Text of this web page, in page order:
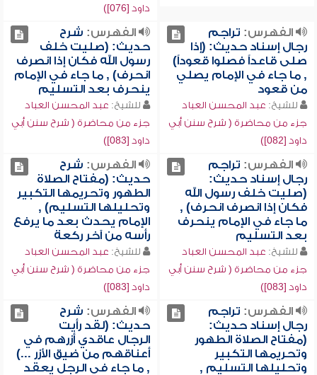
داود [076])
الفهرس: تراجم
رجال إسناد حديث: (إذا
صلى قاعداً فصلوا قعوداً)
, ما جاء في الإمام يصلي
من قعود
للشيخ: عبد المحسن العباد
جزء من محاضرة ( شرح سنن أبي
داود [082])
الفهرس: شرح
حديث: (صليت خلف
رسول الله فكان إذا انصرف
انحرف) , ما جاء في الإمام
ينحرف بعد التسليم
للشيخ: عبد المحسن العباد
جزء من محاضرة ( شرح سنن أبي
داود [083])
الفهرس: تراجم
رجال إسناد حديث:
(صليت خلف رسول الله
فكان إذا انصرف انحرف) ,
ما جاء في الإمام ينحرف
بعد التسليم
للشيخ: عبد المحسن العباد
جزء من محاضرة ( شرح سنن أبي
داود [083])
الفهرس: شرح
حديث: (مفتاح الصلاة
الطهور وتحريمها التكبير
وتحليلها التسليم) ,
الإمام يحدث بعد ما يرفع
رأسه من آخر ركعة
للشيخ: عبد المحسن العباد
جزء من محاضرة ( شرح سنن أبي
داود [083])
الفهرس: تراجم
رجال إسناد حديث:
(مفتاح الصلاة الطهور
وتحريمها التكبير
وتحليلها التسليم ,
الفهرس: شرح
حديث: (لقد رأيت
الرجال عاقدي أزرهم في
أعناقهم من ضيق الأزر ...)
, ما جاء في الرجل يعقد